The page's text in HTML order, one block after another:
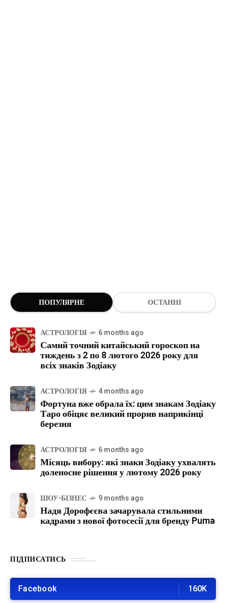
ПОПУЛЯРНЕ ОСТАННІ
АСТРОЛОГІЯ 6 months ago
Самий точний китайський гороскоп на
тиждень з 2 по 8 лютого 2026 року для
всіх знаків Зодіаку
АСТРОЛОГІЯ 4 months ago
Фортуна вже обрала їх: цим знакам Зодіаку
Таро обіцяє великий прорив наприкінці
березня
АСТРОЛОГІЯ 6 months ago
Місяць вибору: які знаки Зодіаку ухвалять
доленосне рішення у лютому 2026 року
ШОУ-БІЗНЕС 9 months ago
Надя Дорофєєва зачарувала стильними
кадрами з нової фотосесії для бренду Puma
ПІДПИСАТИСЬ
Facebook 160K